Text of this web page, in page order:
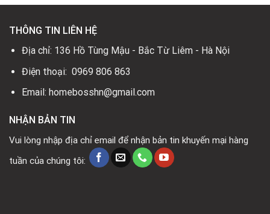
THÔNG TIN LIÊN HỆ
Địa chỉ: 136 Hồ Tùng Mậu - Bắc Từ Liêm - Hà Nội
Điện thoại: 0969 806 863
Email: homebosshn@gmail.com
NHẬN BẢN TIN
Vui lòng nhập địa chỉ email để nhận bản tin khuyến mại hàng
tuần của chúng tôi: